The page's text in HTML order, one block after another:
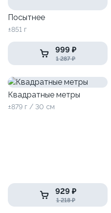
Посытнее
±851 г
999 ₽
1 287 ₽
Квадратные метры
±879 г / 30 см
929 ₽
1 218 ₽